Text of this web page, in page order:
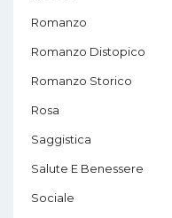
Romanzo
Romanzo Distopico
Romanzo Storico
Rosa
Saggistica
Salute E Benessere
Sociale